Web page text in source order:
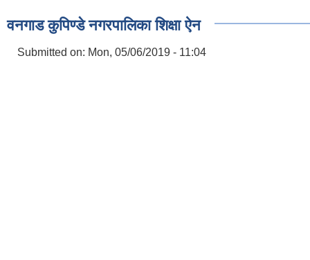
वनगाड कुपिण्डे नगरपालिका शिक्षा ऐन
Submitted on: Mon, 05/06/2019 - 11:04